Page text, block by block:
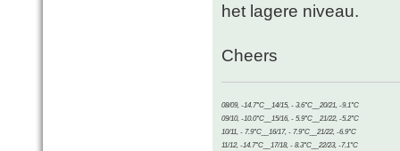
het lagere niveau.
Cheers
08/09, -14.7°C__14/15, - 3.6°C__20/21, -9.1°C
09/10, -10.0°C__15/16, - 5.9°C__21/22, -5.2°C
10/11, - 7.9°C__16/17, - 7.9°C__21/22, -6.9°C
11/12, -14.7°C__17/18, - 8.3°C__22/23, -7.1°C